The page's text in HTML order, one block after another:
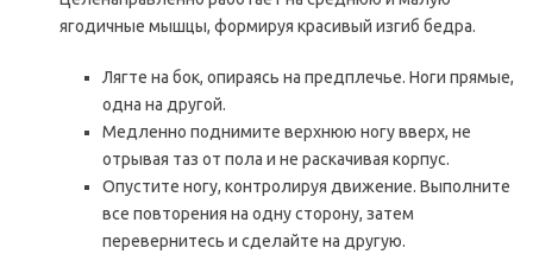
ягодичные мышцы, формируя красивый изгиб бедра.
Лягте на бок, опираясь на предплечье. Ноги прямые,
одна на другой.
Медленно поднимите верхнюю ногу вверх, не
отрывая таз от пола и не раскачивая корпус.
Опустите ногу, контролируя движение. Выполните
все повторения на одну сторону, затем
перевернитесь и сделайте на другую.